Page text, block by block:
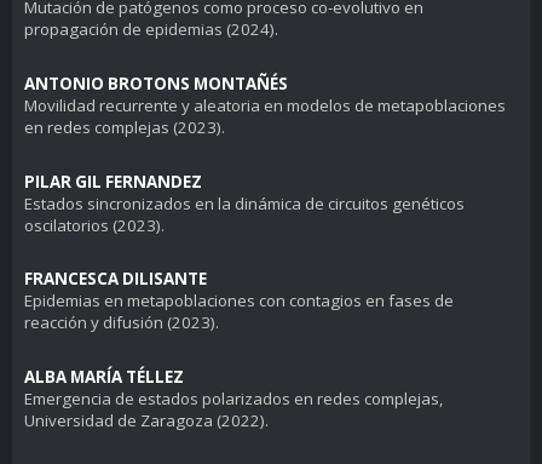
Mutación de patógenos como proceso co-evolutivo en
propagación de epidemias (2024).
ANTONIO BROTONS MONTAÑÉS
Movilidad recurrente y aleatoria en modelos de metapoblaciones
en redes complejas (2023).
PILAR GIL FERNANDEZ
Estados sincronizados en la dinámica de circuitos genéticos
oscilatorios (2023).
FRANCESCA DILISANTE
Epidemias en metapoblaciones con contagios en fases de
reacción y difusión (2023).
ALBA MARÍA TÉLLEZ
Emergencia de estados polarizados en redes complejas,
Universidad de Zaragoza (2022).